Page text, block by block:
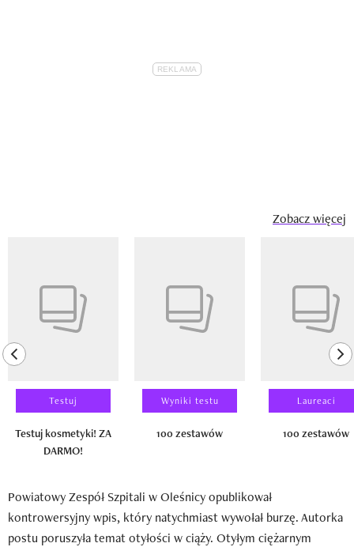
Zobacz więcej
previous element
Testuj
Testuj kosmetyki! ZA
DARMO!
Wyniki testu
100 zestawów
Laureaci
100 zestawów
Powiatowy Zespół Szpitali w Oleśnicy opublikował
kontrowersyjny wpis, który natychmiast wywołał burzę. Autorka
postu poruszyła temat otyłości w ciąży. Otyłym ciężarnym